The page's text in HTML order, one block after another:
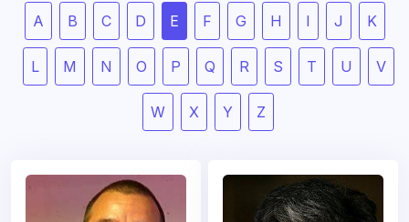
A B C D E F G H I J K
L M N O P Q R S T U V
W X Y Z